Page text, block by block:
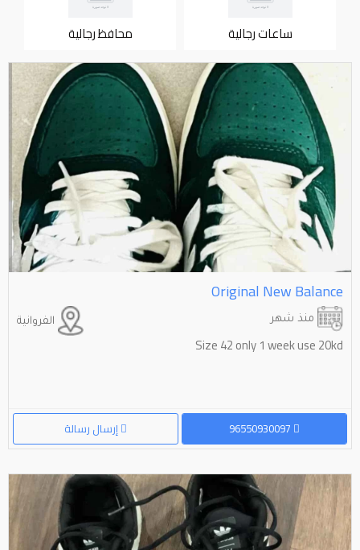
ساعات رجالية محافظ رجالية
Original New Balance
الفروانية منذ شهر
Size 42 only 1 week use 20kd
إرسال رسالة